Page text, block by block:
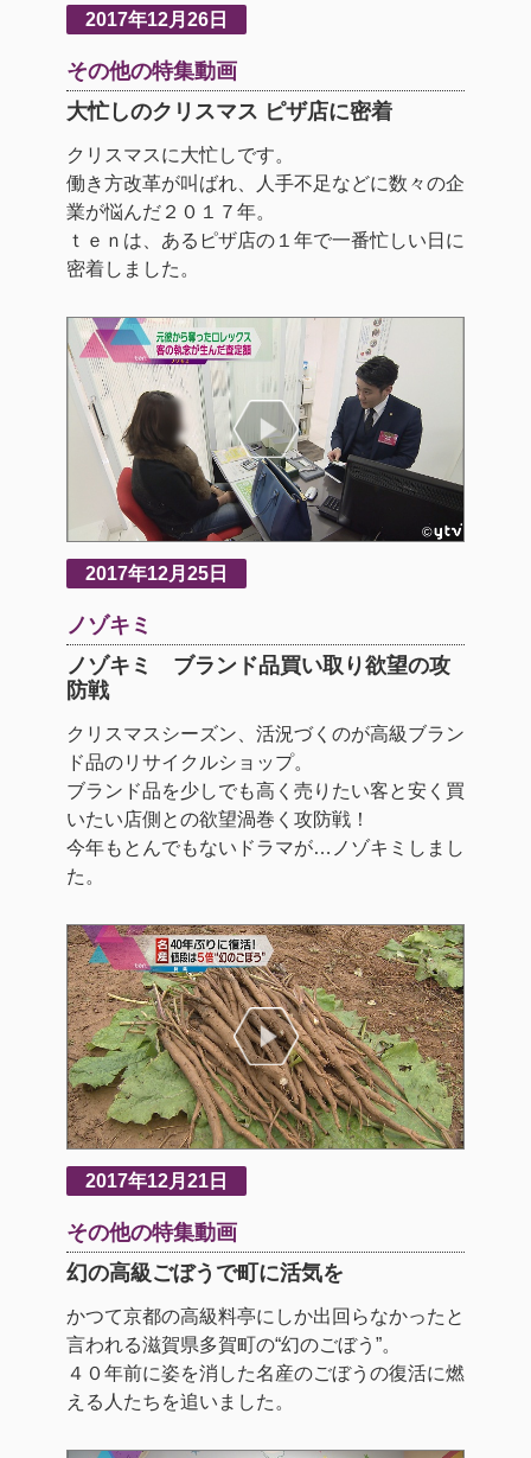
2017年12月26日
その他の特集動画
大忙しのクリスマス ピザ店に密着
クリスマスに大忙しです。
働き方改革が叫ばれ、人手不足などに数々の企
業が悩んだ２０１７年。
ｔｅｎは、あるピザ店の１年で一番忙しい日に
密着しました。
2017年12月25日
ノゾキミ
ノゾキミ ブランド品買い取り欲望の攻
防戦
クリスマスシーズン、活況づくのが高級ブラン
ド品のリサイクルショップ。
ブランド品を少しでも高く売りたい客と安く買
いたい店側との欲望渦巻く攻防戦！
今年もとんでもないドラマが…ノゾキミしまし
た。
2017年12月21日
その他の特集動画
幻の高級ごぼうで町に活気を
かつて京都の高級料亭にしか出回らなかったと
言われる滋賀県多賀町の“幻のごぼう”。
４０年前に姿を消した名産のごぼうの復活に燃
える人たちを追いました。